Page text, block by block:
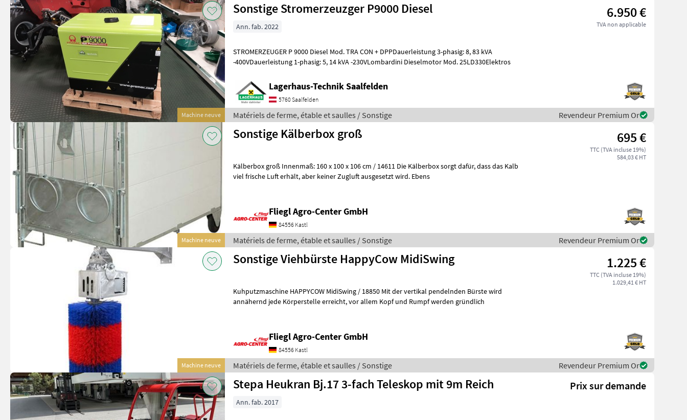
Machine neuve
Sonstige Stromerzeuzger P9000 Diesel 6.950 €
TVA non applicable
Ann. fab. 2022
STROMERZEUGER P 9000 Diesel Mod. TRA CON + DPPDauerleistung 3-phasig: 8, 83 kVA
-400VDauerleistung 1-phasig: 5, 14 kVA -230VLombardini Dieselmotor Mod. 25LD330Elektros
Lagerhaus-Technik Saalfelden
5760 Saalfelden
Matériels de ferme, étable et saulles / Sonstige Revendeur Premium Or
Machine neuve
Sonstige Kälberbox groß 695 €
TTC (TVA incluse 19%)
584,03 € HT
Kälberbox groß Innenmaß: 160 x 100 x 106 cm / 14611 Die Kälberbox sorgt dafür, dass das Kalb
viel frische Luft erhält, aber keiner Zugluft ausgesetzt wird. Ebens
Fliegl Agro-Center GmbH
84556 Kastl
Matériels de ferme, étable et saulles / Sonstige Revendeur Premium Or
Machine neuve
Sonstige Viehbürste HappyCow MidiSwing 1.225 €
TTC (TVA incluse 19%)
1.029,41 € HT
Kuhputzmaschine HAPPYCOW MidiSwing / 18850 Mit der vertikal pendelnden Bürste wird
annähernd jede Körperstelle erreicht, vor allem Kopf und Rumpf werden gründlich
Fliegl Agro-Center GmbH
84556 Kastl
Matériels de ferme, étable et saulles / Sonstige Revendeur Premium Or
Stepa Heukran Bj.17 3-fach Teleskop mit 9m Reich Prix sur demande
Ann. fab. 2017